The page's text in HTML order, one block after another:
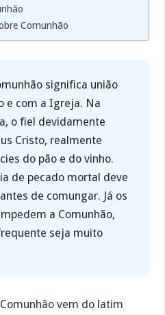
Comunhão
significa união
e com a Igreja. Na
o fiel devidamente
Cristo, realmente
do pão e do vinho.
de pecado mortal deve
antes de comungar. Já os
a Comunhão,
seja muito
vem do latim